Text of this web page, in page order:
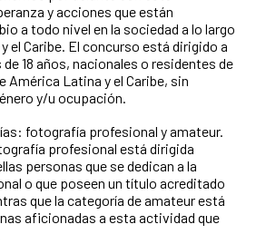
y acciones que están
a todo nivel en la sociedad a lo largo
el Caribe. El concurso está dirigido a
18 años, nacionales o residentes de
América Latina y el Caribe, sin
y/u ocupación.
fotografía profesional y amateur.
profesional está dirigida
personas que se dedican a la
o que poseen un título acreditado
que la categoría de amateur está
aficionadas a esta actividad que